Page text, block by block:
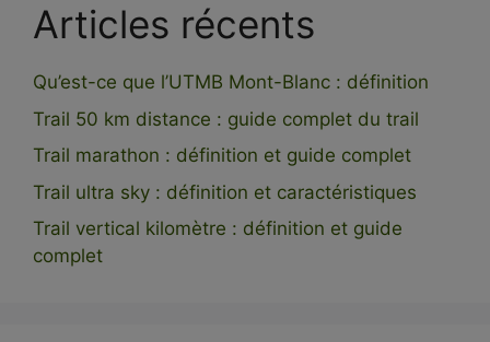
Articles récents
Qu’est-ce que l’UTMB Mont-Blanc : définition
Trail 50 km distance : guide complet du trail
Trail marathon : définition et guide complet
Trail ultra sky : définition et caractéristiques
Trail vertical kilomètre : définition et guide
complet